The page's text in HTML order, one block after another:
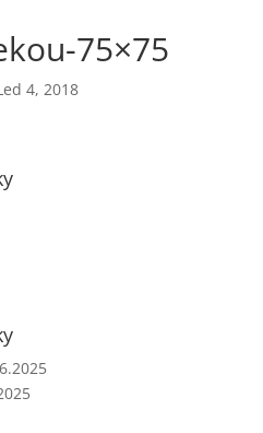
75×75
4, 2018